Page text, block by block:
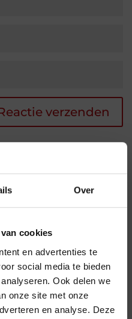
Over
cookies
en advertenties te
social media te bieden
Ook delen we
onze site met onze
en analyse. Deze
×